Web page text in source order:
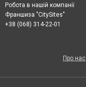
Робота в нашій компанії
Франшиза "CitySites"
+38 (068) 314-22-01
Про нас